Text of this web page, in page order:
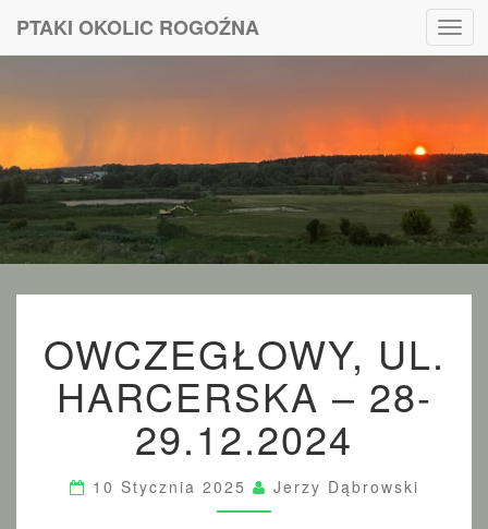
PTAKI OKOLIC ROGOŹNA
PTAKI
OKOLIC
ROGOŹNA
C
Z
E
Ł
W
Y
OWCZEGŁOWY, UL.
HARCERSKA – 28-
29.12.2024
10 Stycznia 2025 Jerzy Dąbrowski